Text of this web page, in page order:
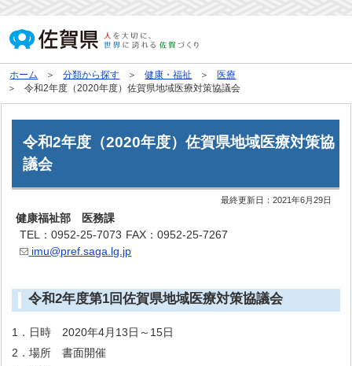
ホーム 分類から探す 健康・福祉
医療
令和2年度（2020年度）佐賀県地域医療対策協議会
令和2年度（2020年度）佐賀県地域医療対策協
議会
最終更新日：2021年6月29日
健康福祉部 医務課
TEL：0952-25-7073 FAX：0952-25-7267
imu@pref.saga.lg.jp
令和2年度第1回佐賀県地域医療対策協議会
1．日時 2020年4月13日～15日
2．場所 書面開催